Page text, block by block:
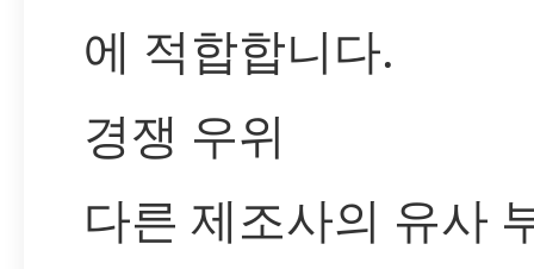
에 적합합니다.
경쟁 우위
다른 제조사의 유사